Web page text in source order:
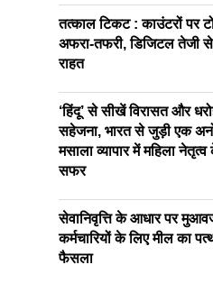
तत्काल टिकट : काउंटरों पर
अफरा-तफरी, डिजिटल तेजी से
राहत
‘हिंदू’ से सीखें विरासत और
सहेजना, भारत से जुड़ी एक
मसाला व्यापार में महिला
सफर
सेवानिवृत्ति के आधार पर
कर्मचारियों के लिए मील का
फैसला